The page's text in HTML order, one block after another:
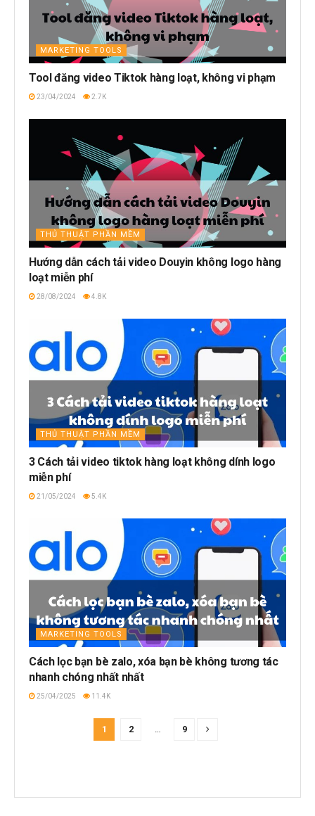
MARKETING TOOLS
Tool đăng video Tiktok hàng loạt, không vi phạm
23/04/2024 2.7K
THỦ THUẬT PHẦN MỀM
Hướng dẫn cách tải video Douyin không logo hàng
loạt miễn phí
28/08/2024 4.8K
THỦ THUẬT PHẦN MỀM
3 Cách tải video tiktok hàng loạt không dính logo
miễn phí
21/05/2024 5.4K
MARKETING TOOLS
Cách lọc bạn bè zalo, xóa bạn bè không tương tác
nhanh chóng nhất nhất
25/04/2025 11.4K
1 2 9